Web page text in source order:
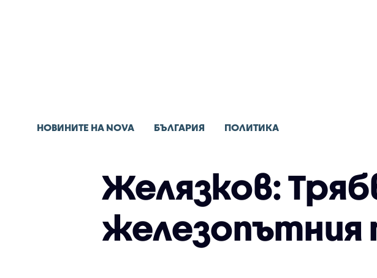
НОВИНИТЕ НА NOVA БЪЛГАРИЯ ПОЛИТИКА
Желязков:
железопътния